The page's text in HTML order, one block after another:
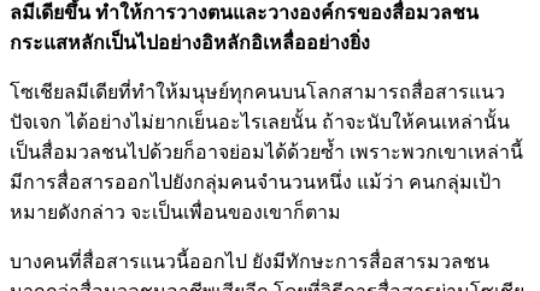
ลมีเดียขึ้น ทำให้การวางตนและวางองค์กรของสื่อมวลชน
กระแสหลักเป็นไปอย่างอิหลักอิเหลื่ออย่างยิ่ง
โซเชียลมีเดียที่ทำให้มนุษย์ทุกคนบนโลกสามารถสื่อสารแนว
ปัจเจก ได้อย่างไม่ยากเย็นอะไรเลยนั้น ถ้าจะนับให้คนเหล่านั้น
เป็นสื่อมวลชนไปด้วยก็อาจย่อมได้ด้วยซ้ำ เพราะพวกเขาเหล่านี้
มีการสื่อสารออกไปยังกลุ่มคนจำนวนหนึ่ง แม้ว่า คนกลุ่มเป้า
หมายดังกล่าว จะเป็นเพื่อนของเขาก็ตาม
บางคนที่สื่อสารแนวนี้ออกไป ยังมีทักษะการสื่อสารมวลชน